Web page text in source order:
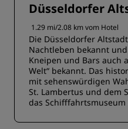
Düsseldorfer
1.29 mi/2.08 km vom Hotel
Die Düsseldorfer
Nachtleben bekannt
Kneipen und Bars auch
Welt“ bekannt. Das
mit sehenswürdigen
St. Lambertus und dem
das